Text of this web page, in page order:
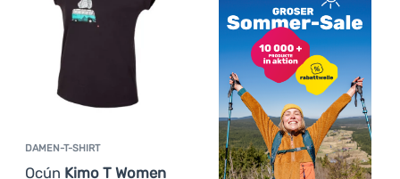
DAMEN-T-SHIRT
Ocún Kimo T Women